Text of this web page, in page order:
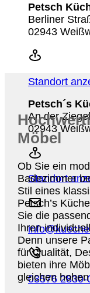
Petsch
Berliner
02943
Standort
Petsch´s
An der
02943
Standort
03576 2830-
Möbel
Ob Sie ein
Badezimmer
Stil eines
Petsch’s
Sie die
Ihren
Denn unsere
für Qualität,
bieten ihre
gleichen